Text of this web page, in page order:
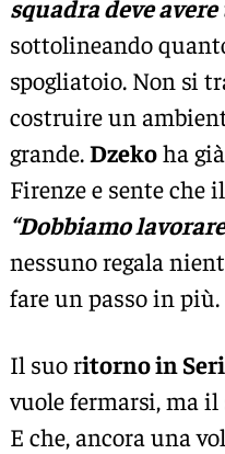
squadra deve
sottolineando
spogliatoio. Non si
costruire un
grande.Dzekoha
Firenze e sente che
“Dobbiamo
nessuno regala
fare un passo in più.
Il suo ritorno in
vuole fermarsi, ma il
E che, ancora una